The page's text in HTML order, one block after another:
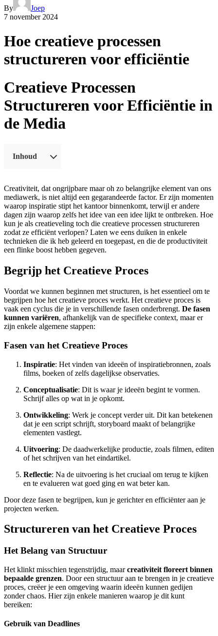
By
Joep
7 november 2024
Hoe creatieve processen
structureren voor efficiëntie
Creatieve Processen
Structureren voor Efficiëntie in
de Media
Inhoud
Creativiteit, dat ongrijpbare maar oh zo belangrijke element van ons
mediawerk, is niet altijd een gegarandeerde factor. Er zijn momenten
waarop inspiratie stipt het kantoor binnenkomt, terwijl er andere
dagen zijn waarop zelfs het idee van een idee lijkt te ontbreken. Hoe
kun je als creatieveling toch die creatieve processen structureren
zodat ze efficiënt verlopen? Laten we eens duiken in enkele
technieken die ik heb geleerd en toegepast, en die de productiviteit
een flinke boost hebben gegeven.
Begrijp het Creatieve Proces
Voordat we kunnen beginnen met structuren, is het essentieel om te
begrijpen hoe het creatieve proces werkt. Het creatieve proces is
vaak een cyclus die je in verschillende fasen onderbrengt. De fasen
kunnen variëren, afhankelijk van de specifieke context, maar er
zijn enkele algemene stappen:
Fasen van het Creatieve Proces
Inspiratie: Het vinden van ideeën of inspiratiebronnen, zoals
films, boeken of zelfs dagelijkse observaties.
Conceptualisatie: Dit is waar je ideeën begint te vormen.
Schrijf alles op wat in je opkomt.
Ontwikkeling: Werk je concept verder uit. Dit kan betekenen
dat je een script schrijft, storyboard maakt of belangrijke
elementen vastlegt.
Uitvoering: De daadwerkelijke productie, zoals filmen, editen
of het schrijven van het eindartikel.
Reflectie: Na de uitvoering is het cruciaal om terug te kijken
en te evalueren wat goed ging en wat beter kan.
Door deze fasen te begrijpen, kun je gerichter en efficiënter aan je
projecten werken.
Structureren van het Creatieve Proces
Het Belang van Structuur
Het klinkt misschien tegenstrijdig, maarcreativiteit floreert binnen
bepaalde grenzen. Door een structuur aan te brengen in je creatieve
proces, creëer je een omgeving waarin ideeën kunnen gedijen
zonder chaos. Hier zijn enkele manieren waarop je dit kunt
bereiken:
Gebruik van Deadlines